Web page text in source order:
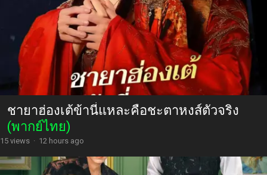
ชายาฮ่องเต้ข้านี่แหละคือชะตาหงส์ตัวจริง
(พากย์ไทย)
15 views · 12 hours ago